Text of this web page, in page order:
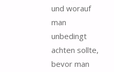
und worauf
man
unbedingt
achten sollte,
bevor man